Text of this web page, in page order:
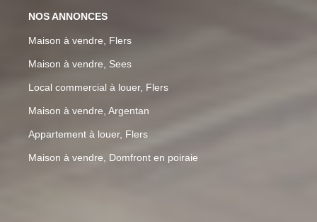
NOS ANNONCES
Maison à vendre, Flers
Maison à vendre, Sees
Local commercial à louer, Flers
Maison à vendre, Argentan
Appartement à louer, Flers
Maison à vendre, Domfront en poiraie